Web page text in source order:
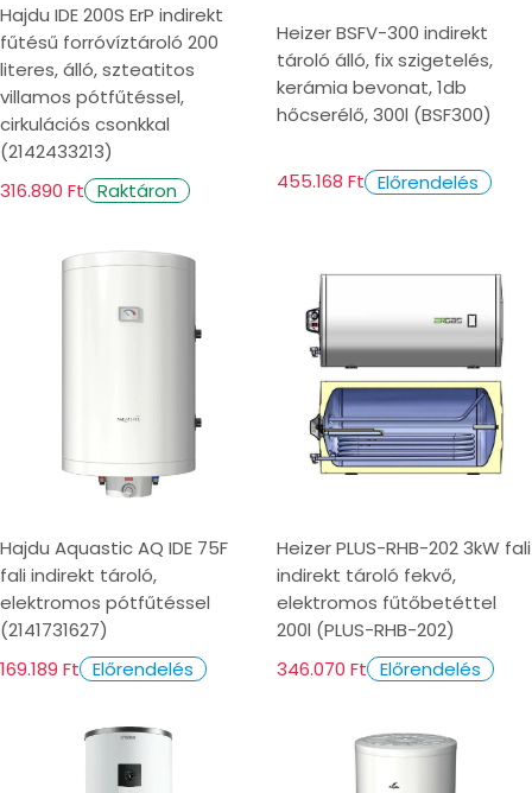
Hajdu IDE 200S ErP indirekt
fűtésű forróvíztároló 200
literes, álló, szteatitos
villamos pótfűtéssel,
cirkulációs csonkkal
(2142433213)
316.890 Ft Raktáron
Heizer BSFV-300 indirekt
tároló álló, fix szigetelés,
kerámia bevonat, 1db
hőcserélő, 300l (BSF300)
455.168 Ft Előrendelés
Hajdu Aquastic AQ IDE 75F
fali indirekt tároló,
elektromos pótfűtéssel
(2141731627)
169.189 Ft Előrendelés
Heizer PLUS-RHB-202 3kW fali
indirekt tároló fekvő,
elektromos fűtőbetéttel
200l (PLUS-RHB-202)
346.070 Ft Előrendelés